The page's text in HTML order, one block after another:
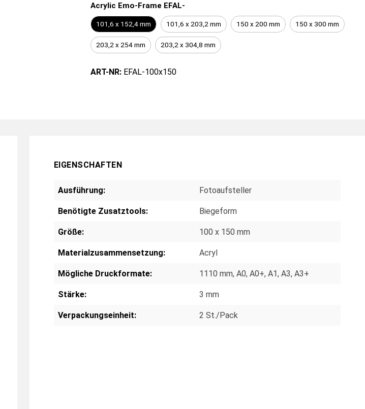
Acrylic Emo-Frame EFAL-
101,6 x 152,4 mm 101,6 x 203,2 mm 150 x 200 mm 150 x 300 mm
203,2 x 254 mm 203,2 x 304,8 mm
ART-NR: EFAL-100x150
EIGENSCHAFTEN
Ausführung: Fotoaufsteller
Benötigte Zusatztools: Biegeform
Größe: 100 x 150 mm
Materialzusammensetzung: Acryl
Mögliche Druckformate: 1110 mm, A0, A0+, A1, A3, A3+
Stärke: 3 mm
Verpackungseinheit: 2 St./Pack